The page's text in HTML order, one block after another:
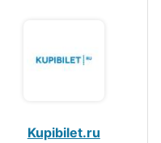
Kupibilet.ru